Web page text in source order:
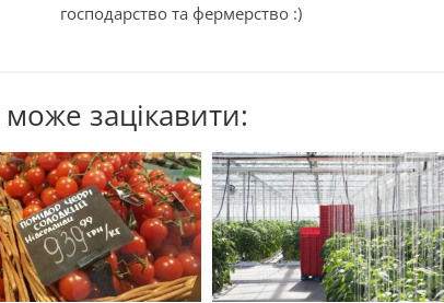
господарство та фермерство :)
може зацікавити: